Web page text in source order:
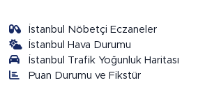
İstanbul Nöbetçi Eczaneler
İstanbul Hava Durumu
İstanbul Trafik Yoğunluk Haritası
Puan Durumu ve Fikstür